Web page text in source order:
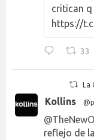
critican
https://
33
Kollins
reflejo de